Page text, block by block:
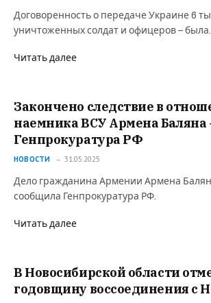
Договоренность о передаче Украине 6
уничтоженных солдат и офицеров –
Читать далее
Закончено следствие в
наемника ВСУ Армена Баляна
Генпрокуратура РФ
НОВОСТИ 31.05.2025
Дело гражданина Армении Армена
сообщила Генпрокуратура РФ.
Читать далее
В Новосибирской области
годовщину воссоединения с